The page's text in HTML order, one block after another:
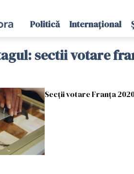
Politică Internațional
sectii votare
Secții votare Franța